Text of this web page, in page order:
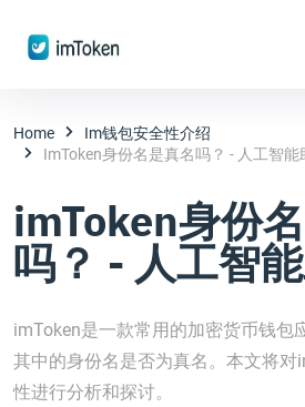
Home
Im钱包安全性介绍
ImToken身份名是真名吗？ - 人工智能
imToken身份
吗？ - 人工智
imToken是一款常用的加密货币钱包
其中的身份名是否为真名。本文将对
性进行分析和探讨。